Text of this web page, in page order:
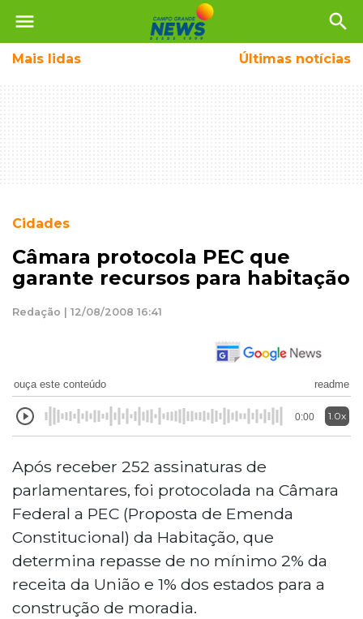
menu search
Mais lidas Últimas notícias
Cidades
Câmara protocola PEC que
garante recursos para habitação
Redação | 12/08/2008 16:41
ouça este conteúdo readme
0:00 1.0x
Após receber 252 assinaturas de
parlamentares, foi protocolada na Câmara
Federal a PEC (Proposta de Emenda
Constitucional) da Habitação, que
determina repasse de no mínimo 2% da
receita da União e 1% dos estados para a
construção de moradia.